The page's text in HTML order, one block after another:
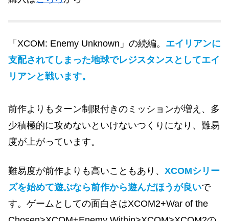
「XCOM: Enemy Unknown」の続編。 エイリアンに
支配されてしまった地球でレジスタンスとしてエイ
リアンと戦います。
前作よりもターン制限付きのミッションが増え、多
少積極的に攻めないといけないつくりになり、難易
度が上がっています。
難易度が前作よりも高いこともあり、 XCOMシリー
ズを始めて遊ぶなら前作から遊んだほうが良いで
す。ゲームとしての面白さはXCOM2+War of the